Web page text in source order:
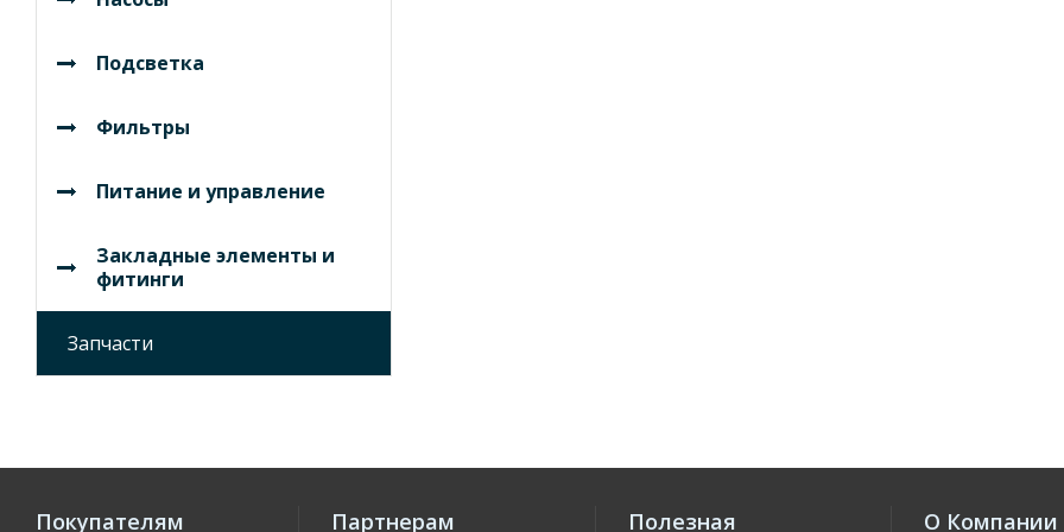
Подсветка
Фильтры
Питание и управление
Закладные элементы и
фитинги
Запчасти
Покупателям Партнерам Полезная О Компании